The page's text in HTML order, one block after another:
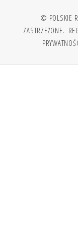
© POLSKIE
ZASTRZEŻONE.